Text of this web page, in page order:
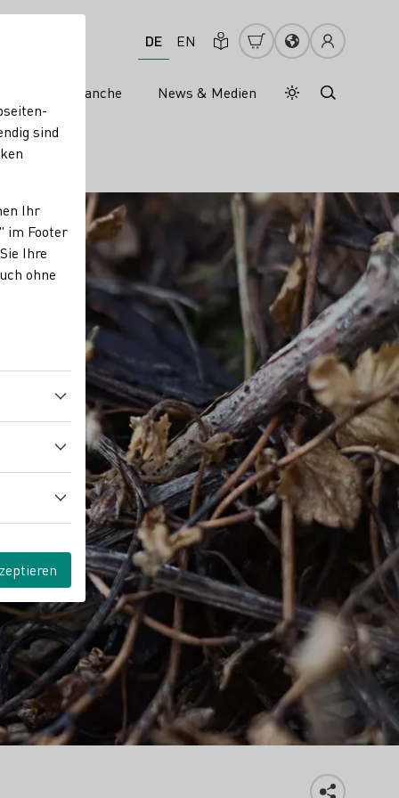
DE EN
Weinbranche News & Medien Tagesmodus
Nachtmodus
sind
Ihr
im Footer
Ihre
ohne